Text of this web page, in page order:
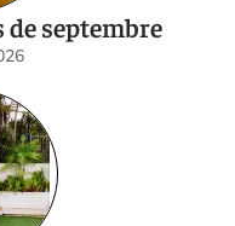
septembre